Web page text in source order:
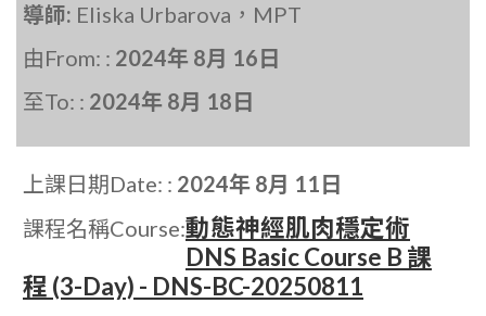
導師: Eliska Urbarova，MPT
由From: : 2024年 8月 16日
至To: : 2024年 8月 18日
上課日期Date: : 2024年 8月 11日
課程名稱Course:動態神經肌肉穩定術
DNS Basic Course B 課
程 (3-Day) - DNS-BC-20250811